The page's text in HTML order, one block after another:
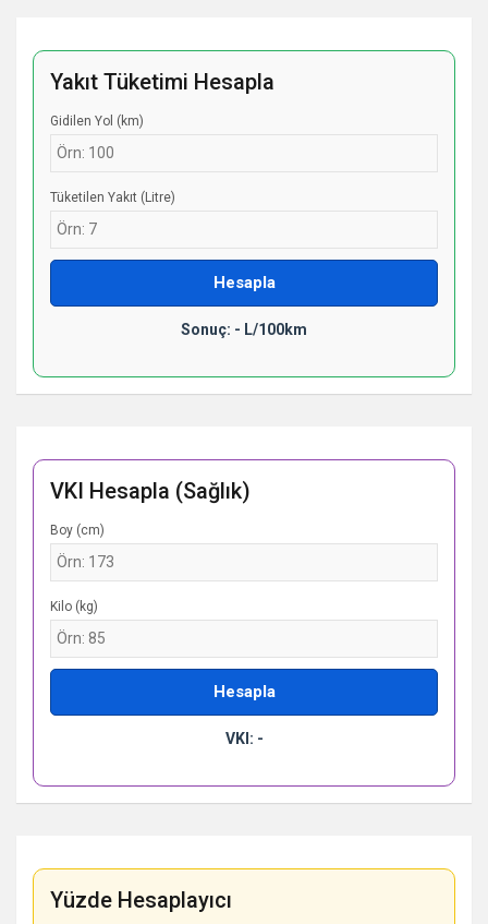
Yakıt Tüketimi Hesapla
Gidilen Yol (km)
Tüketilen Yakıt (Litre)
Hesapla
Sonuç: - L/100km
VKI Hesapla (Sağlık)
Boy (cm)
Kilo (kg)
Hesapla
VKI: -
Yüzde Hesaplayıcı